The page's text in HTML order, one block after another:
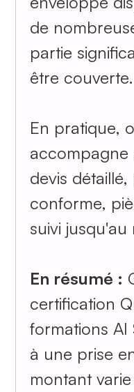
de
partie
être couverte.
En pratique,
accompagne
devis
conforme,
suivi
En résumé :
certification
formations AI
à une prise
montant